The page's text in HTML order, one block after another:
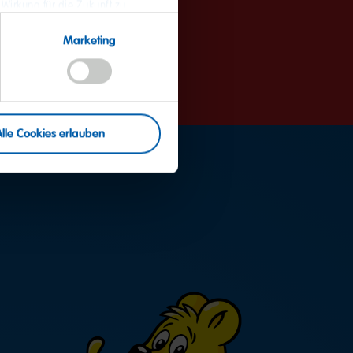
Marketing
Cookies erlauben